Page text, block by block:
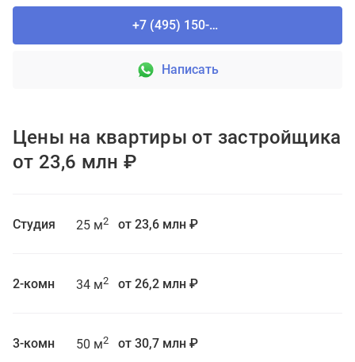
+7 (495) 150-90-61
Написать
Цены на квартиры от застройщика
от 23,6 млн ₽
Студия 25 м2 от 23,6 млн ₽
2-комн 34 м2 от 26,2 млн ₽
3-комн 50 м2 от 30,7 млн ₽